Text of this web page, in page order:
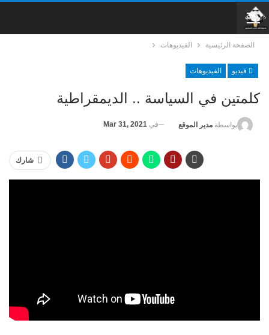
الصفحة الرئيسية الفيديوهات
فيديو الفيديوهات
كلمتين في السياسة .. الديمقراطية
بواسطة مدير الموقع في Mar 31, 2021
شارك